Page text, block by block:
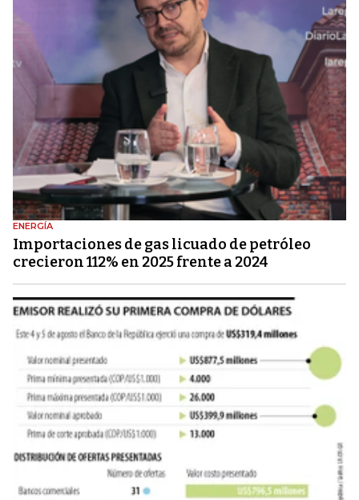
ENERGÍA
Importaciones de gas licuado de petróleo
crecieron 112% en 2025 frente a 2024